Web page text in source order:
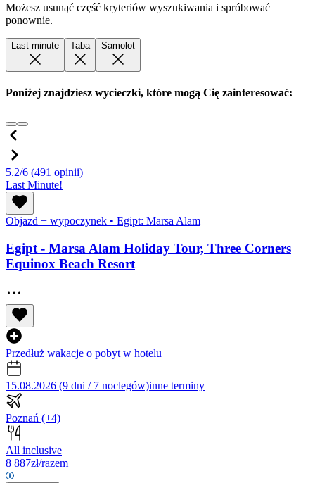
Możesz usunąć część kryteriów wyszukiwania i spróbować
ponownie.
Last minute Taba Samolot
Poniżej znajdziesz wycieczki, które mogą Cię zainteresować:
5.2/6 (491 opinii)
Last Minute!
Objazd + wypoczynek • Egipt: Marsa Alam
Egipt - Marsa Alam Holiday Tour, Three Corners
Equinox Beach Resort
Przedłuż wakacje o pobyt w hotelu
15.08.2026 (9 dni / 7 noclegów)inne terminy
Poznań (+4)
All inclusive
8 887zł/razem